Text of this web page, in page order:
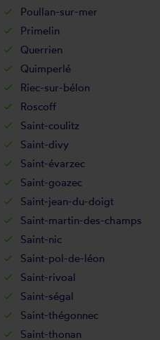
Poullan-sur-mer
Primelin
Querrien
Quimperlé
Riec-sur-bélon
Roscoff
Saint-coulitz
Saint-divy
Saint-évarzec
Saint-goazec
Saint-jean-du-doigt
Saint-martin-des-champs
Saint-nic
Saint-pol-de-léon
Saint-rivoal
Saint-ségal
Saint-thégonnec
Saint-thonan